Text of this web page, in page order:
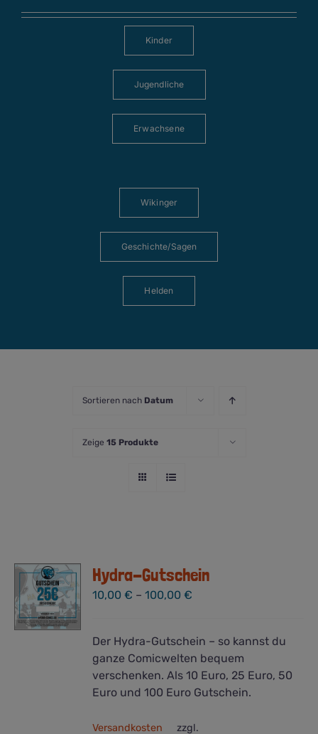
Kinder
Jugendliche
Erwachsene
Wikinger
Geschichte/Sagen
Helden
Sortieren nach Datum
Zeige 15 Produkte
Hydra-Gutschein
10,00€ –100,00€
Der Hydra-Gutschein – so kannst du
ganze Comicwelten bequem
verschenken. Als 10 Euro, 25 Euro, 50
Euro und 100 Euro Gutschein.
zzgl.
Versandkosten